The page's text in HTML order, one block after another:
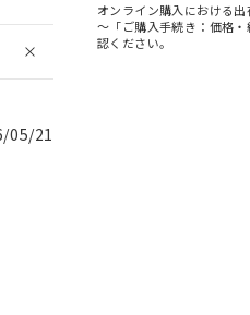
05/21
オンライン購入における
～「ご購入手続き：価格
認ください。